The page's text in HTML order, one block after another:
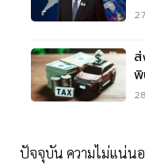
ปัจจุบัน ความไม่แน่น